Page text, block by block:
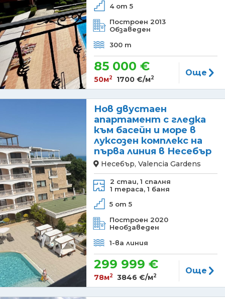
4 от 5
Построен 2013
Обзаведен
300 m
85 000 €
50м2 1700 €/м2
Още
Нов двустаен
апартамент с гледка
към басейн и море в
луксозен комплекс на
първа линия в Несебър
Несебър, Valencia Gardens
2 стаи, 1 спалня
1 тераса, 1 баня
5 от 5
Построен 2020
Необзаведен
1-ва линия
299 999 €
78м2 3846 €/м2
Още